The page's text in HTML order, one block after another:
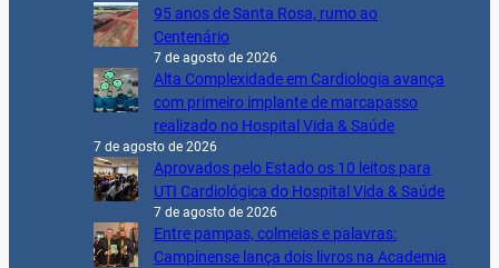
95 anos de Santa Rosa, rumo ao
Centenário
7 de agosto de 2026
Alta Complexidade em Cardiologia avança
com primeiro implante de marcapasso
realizado no Hospital Vida & Saúde
7 de agosto de 2026
Aprovados pelo Estado os 10 leitos para
UTI Cardiológica do Hospital Vida & Saúde
7 de agosto de 2026
Entre pampas, colmeias e palavras:
Campinense lança dois livros na Academia